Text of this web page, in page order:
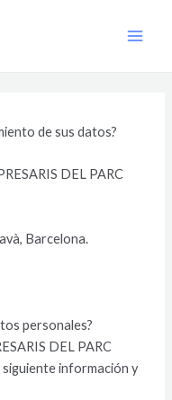
de sus datos?
DEL PARC
Barcelona.
personales?
DEL PARC
siguiente información y